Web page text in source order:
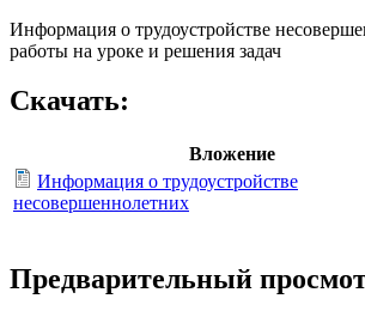
Информация о трудоустройстве
работы на уроке и решения задач
Скачать:
Вложение
Информация о трудоустройстве
несовершеннолетних
Предварительный